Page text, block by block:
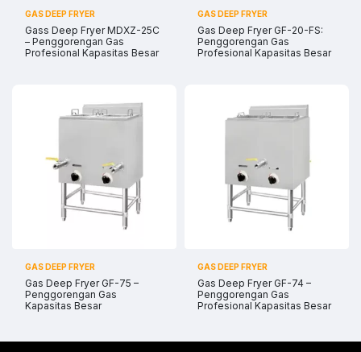
GAS DEEP FRYER
Gass Deep Fryer MDXZ-25C
– Penggorengan Gas
Profesional Kapasitas Besar
GAS DEEP FRYER
Gas Deep Fryer GF-20-FS:
Penggorengan Gas
Profesional Kapasitas Besar
GAS DEEP FRYER
Gas Deep Fryer GF-75 –
Penggorengan Gas
Kapasitas Besar
GAS DEEP FRYER
Gas Deep Fryer GF-74 –
Penggorengan Gas
Profesional Kapasitas Besar